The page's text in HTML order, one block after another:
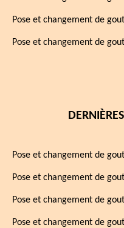
Pose et changement de
Pose et changement de
Pose et changement de
Pose et changement de
Pose et changement de
Pose et changement de